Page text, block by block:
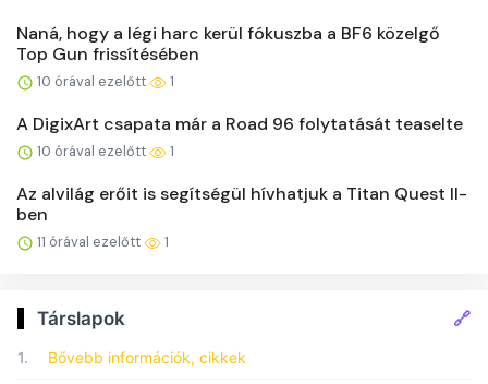
Naná, hogy a légi harc kerül fókuszba a BF6 közelgő
Top Gun frissítésében
10 órával ezelőtt 1
A DigixArt csapata már a Road 96 folytatását teaselte
10 órával ezelőtt 1
Az alvilág erőit is segítségül hívhatjuk a Titan Quest II-
ben
11 órával ezelőtt 1
Társlapok 🔗
1. Bővebb információk, cikkek